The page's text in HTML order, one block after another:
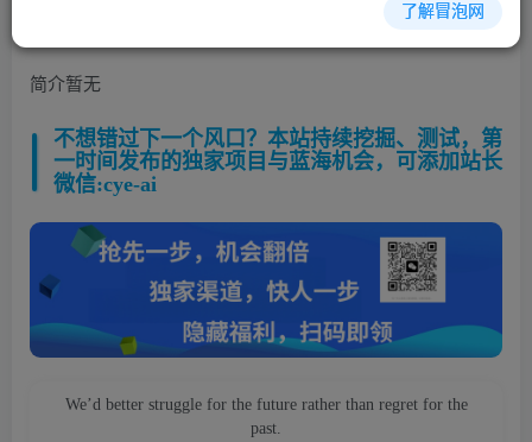
简介暂无
不想错过下一个风口？本站持续挖掘、测试，第
一时间发布的独家项目与蓝海机会，可添加站长
微信:cye-ai
We’d better struggle for the future rather than regret for the
past.
了解冒泡网